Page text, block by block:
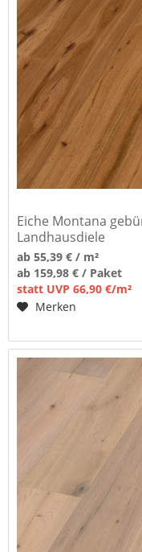
Eiche Montana
Landhausdiele
ab 55,39 € / m²
ab 159,98 € / Paket
statt UVP 66,90 €/m²
Merken